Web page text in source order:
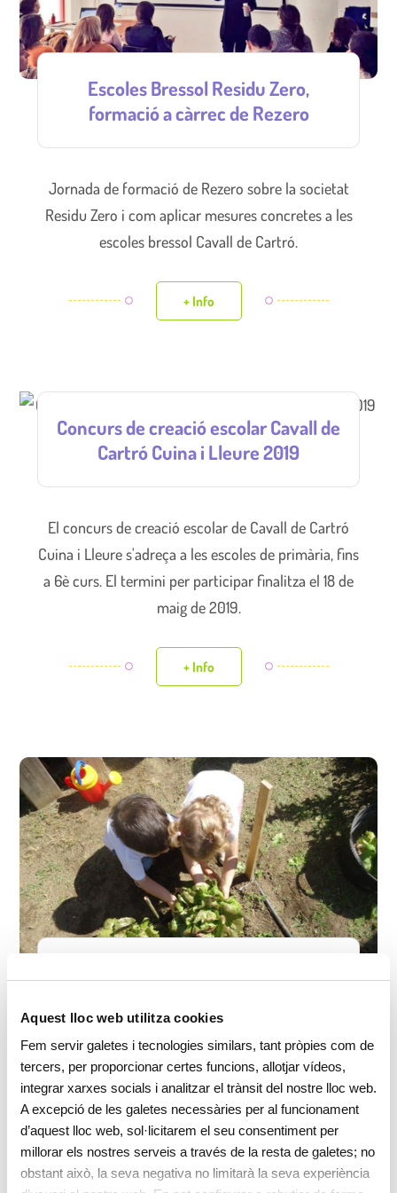
Aquest lloc web utilitza cookies
Fem servir galetes i tecnologies similars, tant pròpies com de
tercers, per proporcionar certes funcions, allotjar vídeos,
integrar xarxes socials i analitzar el trànsit del nostre lloc web.
A excepció de les galetes necessàries per al funcionament
d’aquest lloc web, sol·licitarem el seu consentiment per
millorar els nostres serveis a través de la resta de galetes; no
obstant això, la seva negativa no limitarà la seva experiència
Escoles Bressol Residu Zero,
formació a càrrec de Rezero
Jornada de formació de Rezero sobre la societat
Residu Zero i com aplicar mesures concretes a les
escoles bressol Cavall de Cartró.
+ Info
Concurs de creació escolar Cavall de
Cartró Cuina i Lleure 2019
El concurs de creació escolar de Cavall de Cartró
Cuina i Lleure s'adreça a les escoles de primària, fins
a 6è curs. El termini per participar finalitza el 18 de
maig de 2019.
+ Info
La igualtat entre homes i dones és un dels principis
rectors de la coeducació. L'escola bressol és el
primer espai on viure la diversitat.